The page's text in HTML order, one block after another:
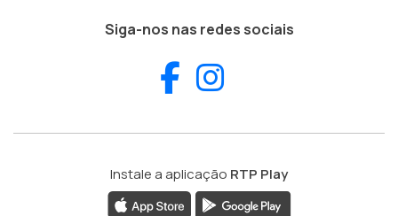
Siga-nos nas redes sociais
Facebook
Instale a aplicação RTP Play